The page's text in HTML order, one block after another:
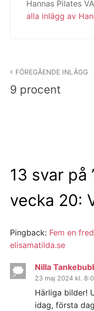
Hannas Pilates
alla inlägg av
FÖREGÅENDE INLÄGG
9 procent
13 svar på
vecka 20:
Pingback: Fem en
elisamatilda.se
Nilla
23 maj 2024 kl.
Härliga bilder!
idag, första